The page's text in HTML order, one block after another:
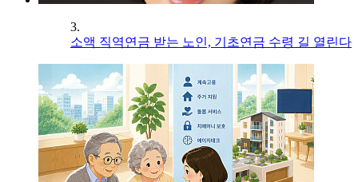
3.
소액 직역연금 받는 노인, 기초연금 수령 길 열린다